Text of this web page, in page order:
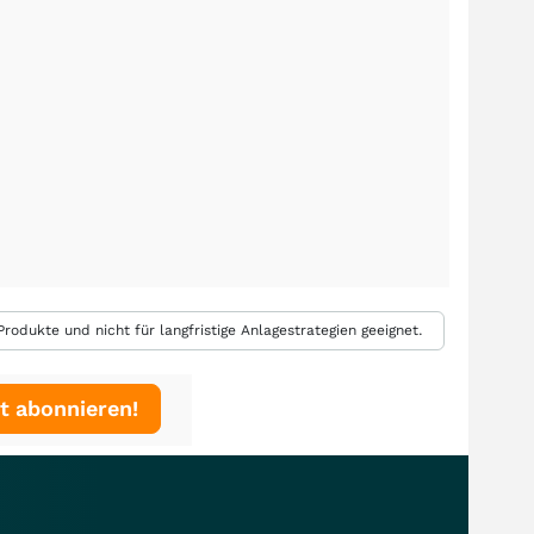
und nicht für langfristige Anlagestrategien geeignet.
abonnieren!